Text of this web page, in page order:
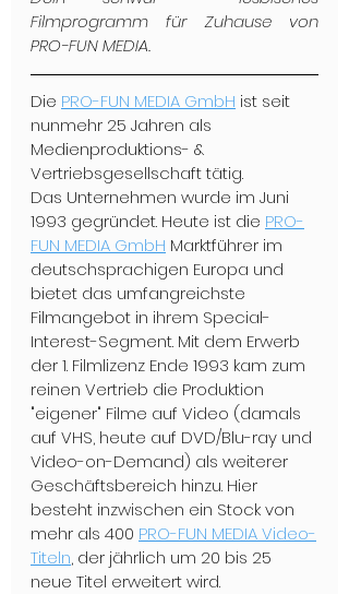
Filmprogramm für Zuhause von
PRO-FUN MEDIA.
Die PRO-FUN MEDIA GmbH ist seit
nunmehr 25 Jahren als
Medienproduktions- &
Vertriebsgesellschaft tätig.
Das Unternehmen wurde im Juni
1993 gegründet. Heute ist die PRO-
FUN MEDIA GmbH Marktführer im
deutschsprachigen Europa und
bietet das umfangreichste
Filmangebot in ihrem Special-
Interest-Segment. Mit dem Erwerb
der 1. Filmlizenz Ende 1993 kam zum
reinen Vertrieb die Produktion
"eigener" Filme auf Video (damals
auf VHS, heute auf DVD/Blu-ray und
Video-on-Demand) als weiterer
Geschäftsbereich hinzu. Hier
besteht inzwischen ein Stock von
mehr als 400 PRO-FUN MEDIA Video-
Titeln, der jährlich um 20 bis 25
neue Titel erweitert wird.